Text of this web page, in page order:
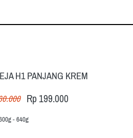
H1 PANJANG KREM
Rp 199.000
- 640g